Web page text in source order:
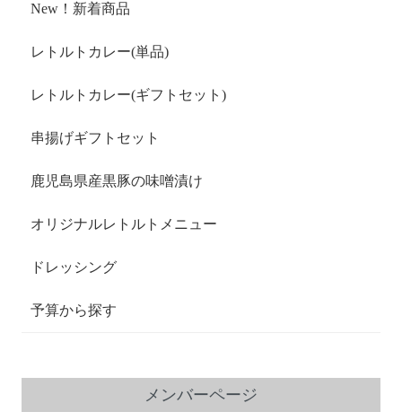
New！新着商品
レトルトカレー(単品)
レトルトカレー(ギフトセット)
串揚げギフトセット
鹿児島県産黒豚の味噌漬け
オリジナルレトルトメニュー
ドレッシング
予算から探す
メンバーページ